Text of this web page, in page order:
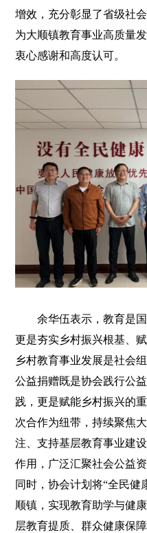
增效，充分彰显了省级社
为大顺镇教育事业高质量
衷心感谢和高度认可。
余华伍表示，教育是国
更是夯实乡村振兴根基、
乡村教育事业发展是社会
公益捐赠既是协会践行公
践，更是赋能乡村振兴的
次合作为纽带，持续聚焦
注、支持基层教育事业建
作用，广泛汇聚社会公益
同时，协会计划将“全民健
顺镇，实现教育助学与健
层教育提质、群众健康保